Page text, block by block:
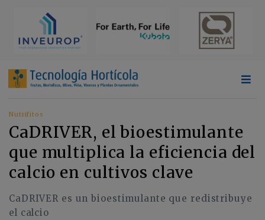
Nutrifitos
CaDRIVER, el bioestimulante
que multiplica la eficiencia del
calcio en cultivos clave
CaDRIVER es un bioestimulante que redistribuye
el calcio